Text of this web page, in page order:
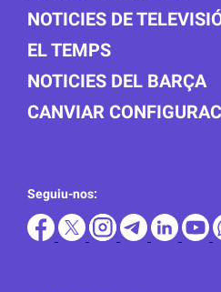
NOTICIES DE
EL TEMPS
NOTICIES DEL BARÇA
CANVIAR
Seguiu-nos: